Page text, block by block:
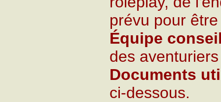
prévu pour
Équipe
des
Documents
ci-dessous.